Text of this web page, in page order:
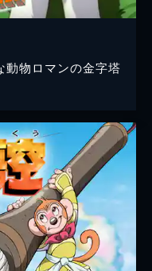
動物ロマンの金字塔